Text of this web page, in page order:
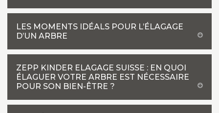
LES MOMENTS IDÉALS POUR L’ÉLAGAGE
D’UN ARBRE
ZEPP KINDER ELAGAGE SUISSE : EN QUOI
ÉLAGUER VOTRE ARBRE EST NÉCESSAIRE
POUR SON BIEN-ÊTRE ?